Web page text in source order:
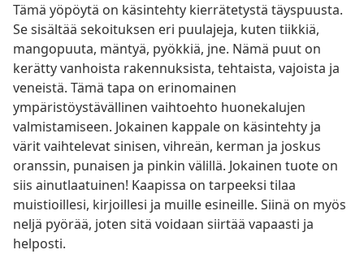
Tämä yöpöytä on käsintehty kierrätetystä täyspuusta.
Se sisältää sekoituksen eri puulajeja, kuten tiikkiä,
mangopuuta, mäntyä, pyökkiä, jne. Nämä puut on
kerätty vanhoista rakennuksista, tehtaista, vajoista ja
veneistä. Tämä tapa on erinomainen
ympäristöystävällinen vaihtoehto huonekalujen
valmistamiseen. Jokainen kappale on käsintehty ja
värit vaihtelevat sinisen, vihreän, kerman ja joskus
oranssin, punaisen ja pinkin välillä. Jokainen tuote on
siis ainutlaatuinen! Kaapissa on tarpeeksi tilaa
muistioillesi, kirjoillesi ja muille esineille. Siinä on myös
neljä pyörää, joten sitä voidaan siirtää vapaasti ja
helposti.